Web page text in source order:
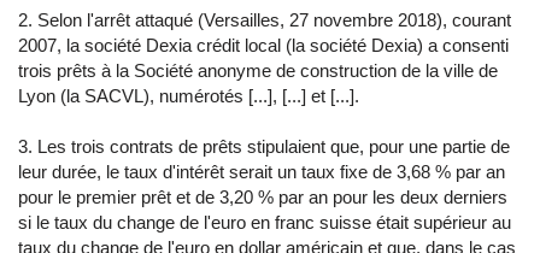
2. Selon l'arrêt attaqué (Versailles, 27 novembre 2018), courant
2007, la société Dexia crédit local (la société Dexia) a consenti
trois prêts à la Société anonyme de construction de la ville de
Lyon (la SACVL), numérotés [...], [...] et [...].
3. Les trois contrats de prêts stipulaient que, pour une partie de
leur durée, le taux d'intérêt serait un taux fixe de 3,68 % par an
pour le premier prêt et de 3,20 % par an pour les deux derniers
si le taux du change de l'euro en franc suisse était supérieur au
taux du change de l'euro en dollar américain et que, dans le cas